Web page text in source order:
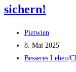
sichern!
Beitrags-
Autor:
Pietwien
Beitrag
veröffentlicht:
8. Mai 2025
Beitrags-
Besseres Leben/